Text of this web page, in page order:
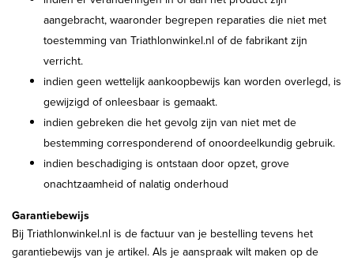
aangebracht, waaronder begrepen reparaties die niet met
toestemming van Triathlonwinkel.nl of de fabrikant zijn
verricht.
indien geen wettelijk aankoopbewijs kan worden overlegd, is
gewijzigd of onleesbaar is gemaakt.
indien gebreken die het gevolg zijn van niet met de
bestemming corresponderend of onoordeelkundig gebruik.
indien beschadiging is ontstaan door opzet, grove
onachtzaamheid of nalatig onderhoud
Garantiebewijs
Bij Triathlonwinkel.nl is de factuur van je bestelling tevens het
garantiebewijs van je artikel. Als je aanspraak wilt maken op de